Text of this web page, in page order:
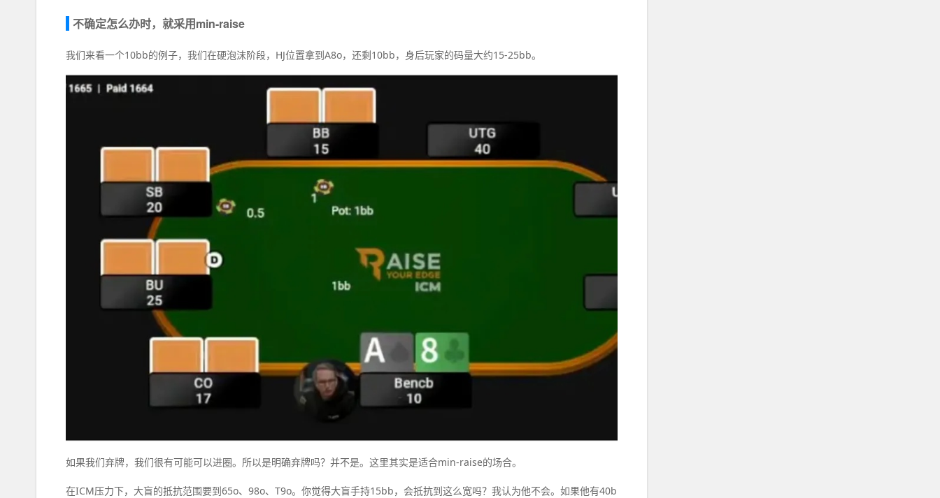
不确定怎么办时，就采用min-raise
我们来看一个10bb的例子，我们在硬泡沫阶段，HJ位置拿到A8o，还剩10bb，身后玩家的码量大约15-25bb。
如果我们弃牌，我们很有可能可以进圈。所以是明确弃牌吗？并不是。这里其实是适合min-raise的场合。
在ICM压力下，大盲的抵抗范围要到65o、98o、T9o。你觉得大盲手持15bb，会抵抗到这么宽吗？我认为他不会。如果他有40b